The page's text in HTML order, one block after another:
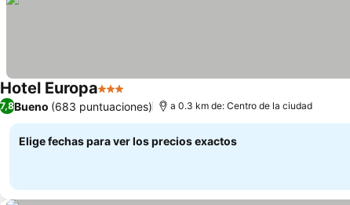
Hotel Europa3 EstrellasVer precios
7,8Bueno (683 puntuaciones) a 0.3 km de: Centro de la ciudad
Elige fechas para ver los precios exactos